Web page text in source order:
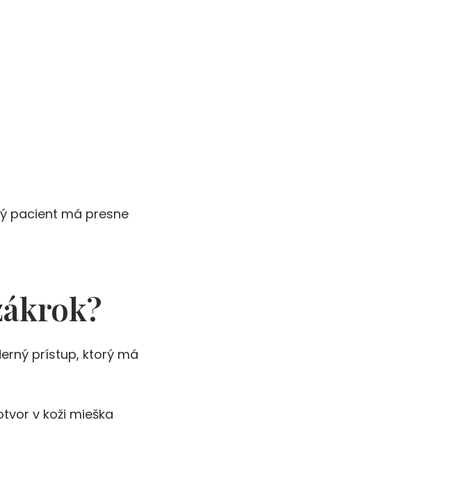
pacient má presne
prístup, ktorý má
v koži mieška